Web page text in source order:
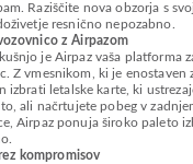
Raziščite nova obzorja s
resnično nepozabno.
z Airpazom
je Airpaz vaša platforma
Z vmesnikom, ki je enostaven
izbrati letalske karte, ki
ali načrtujete pobeg v
Airpaz ponuja široko paleto
kompromisov